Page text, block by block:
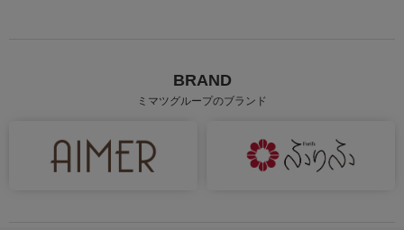
BRAND
ミマツグループのブランド